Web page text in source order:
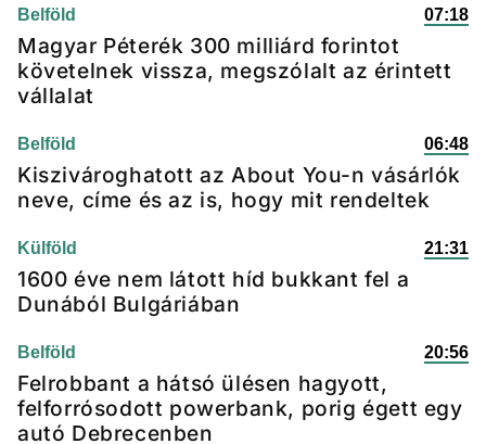
Belföld 07:18
Magyar Péterék 300 milliárd forintot
követelnek vissza, megszólalt az érintett
vállalat
Belföld 06:48
Kiszivároghatott az About You-n vásárlók
neve, címe és az is, hogy mit rendeltek
Külföld 21:31
1600 éve nem látott híd bukkant fel a
Dunából Bulgáriában
Belföld 20:56
Felrobbant a hátsó ülésen hagyott,
felforrósodott powerbank, porig égett egy
autó Debrecenben